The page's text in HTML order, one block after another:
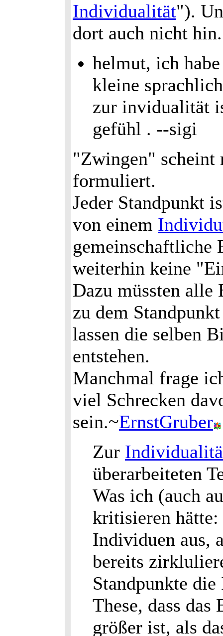
Individualität").
dort auch nicht
helmut, ich
kleine
zur invidualität
gefühl . --sigi
"Zwingen" scheint
formuliert.
Jeder Standpunkt
von einem
gemeinschaftliche
weiterhin keine
Dazu müssten
zu dem
lassen die selben
entstehen.
Manchmal frage
viel Schrecken
sein.~ErnstGruber
Zur
überarbeiteten
Was ich (auch
kritisieren hätte:
Individuen aus,
bereits
Standpunkte
These, dass
größer ist, als